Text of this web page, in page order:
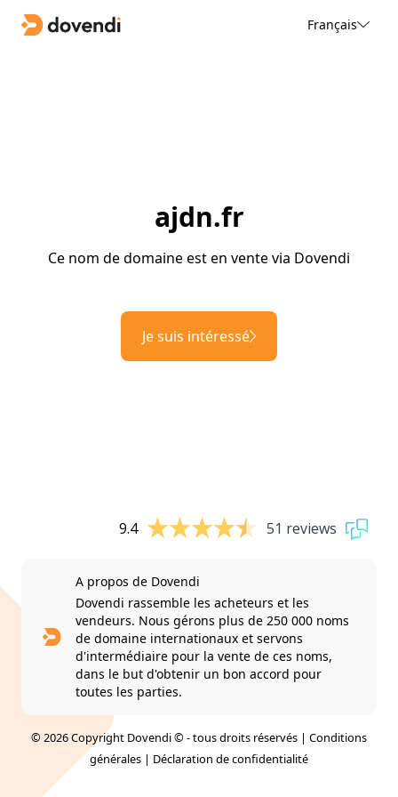
Français
ajdn.fr
Ce nom de domaine est en vente via Dovendi
Je suis intéressé
9.4 51 reviews
A propos de Dovendi
Dovendi rassemble les acheteurs et les
vendeurs. Nous gérons plus de 250 000 noms
de domaine internationaux et servons
d'intermédiaire pour la vente de ces noms,
dans le but d'obtenir un bon accord pour
toutes les parties.
© 2026 Copyright Dovendi © - tous droits réservés | Conditions
générales | Déclaration de confidentialité